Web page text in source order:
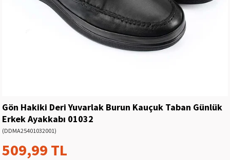
Gön Hakiki Deri Yuvarlak Burun Kauçuk Taban Günlük
Erkek Ayakkabı 01032
(DDMA25401032001)
509,99 TL